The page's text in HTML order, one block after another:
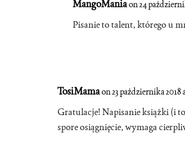
MangoManiaon 24
Pisanie to talent, którego u
TosiMamaon 23 października 2018
Gratulacje! Napisanie książki (i
spore osiągnięcie, wymaga